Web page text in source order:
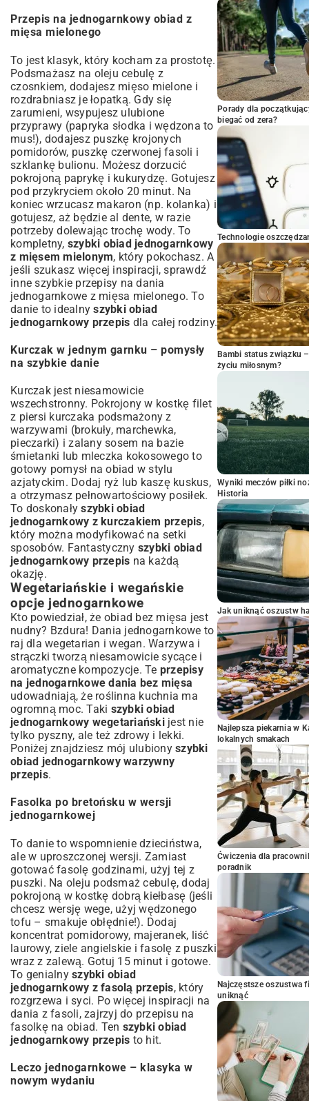
Przepis na jednogarnkowy obiad z
mięsa mielonego
To jest klasyk, który kocham za prostotę.
Podsmażasz na oleju cebulę z
czosnkiem, dodajesz mięso mielone i
rozdrabniasz je łopatką. Gdy się
zarumieni, wsypujesz ulubione
przyprawy (papryka słodka i wędzona to
mus!), dodajesz puszkę krojonych
pomidorów, puszkę czerwonej fasoli i
szklankę bulionu. Możesz dorzucić
pokrojoną paprykę i kukurydzę. Gotujesz
pod przykryciem około 20 minut. Na
koniec wrzucasz makaron (np. kolanka) i
gotujesz, aż będzie al dente, w razie
potrzeby dolewając trochę wody. To
kompletny, szybki obiad jednogarnkowy
z mięsem mielonym, który pokochasz. A
jeśli szukasz więcej inspiracji, sprawdź
inneszybkie przepisy na dania
jednogarnkowe z mięsa mielonego. To
danie to idealnyszybki obiad
jednogarnkowy przepis dla całej rodziny.
Kurczak w jednym garnku – pomysły
na szybkie danie
Kurczak jest niesamowicie
wszechstronny. Pokrojony w kostkę filet
z piersi kurczaka podsmażony z
warzywami (brokuły, marchewka,
pieczarki) i zalany sosem na bazie
śmietanki lub mleczka kokosowego to
gotowy pomysł na obiad w stylu
azjatyckim. Dodaj ryż lub kaszę kuskus,
a otrzymasz pełnowartościowy posiłek.
To doskonałyszybki obiad
jednogarnkowy z kurczakiem przepis,
który można modyfikować na setki
sposobów. Fantastyczny szybki obiad
jednogarnkowy przepis na każdą
okazję.
Wegetariańskie i wegańskie
opcje jednogarnkowe
Kto powiedział, że obiad bez mięsa jest
nudny? Bzdura! Dania jednogarnkowe to
raj dla wegetarian i wegan. Warzywa i
strączki tworzą niesamowicie sycące i
aromatyczne kompozycje. Te przepisy
na jednogarnkowe dania bez mięsa
udowadniają, że roślinna kuchnia ma
ogromną moc. Taki szybki obiad
jednogarnkowy wegetariańskijest nie
tylko pyszny, ale też zdrowy i lekki.
Poniżej znajdziesz mój ulubiony szybki
obiad jednogarnkowy warzywny
przepis.
Fasolka po bretońsku w wersji
jednogarnkowej
To danie to wspomnienie dzieciństwa,
ale w uproszczonej wersji. Zamiast
gotować fasolę godzinami, użyj tej z
puszki. Na oleju podsmaż cebulę, dodaj
pokrojoną w kostkę dobrą kiełbasę (jeśli
chcesz wersję wege, użyj wędzonego
tofu – smakuje obłędnie!). Dodaj
koncentrat pomidorowy, majeranek, liść
laurowy, ziele angielskie i fasolę z puszki
wraz z zalewą. Gotuj 15 minut i gotowe.
To genialny szybki obiad
jednogarnkowy z fasolą przepis, który
rozgrzewa i syci. Po więcej inspiracji na
dania z fasoli, zajrzyj do przepisu na
fasolkę na obiad. Ten szybki obiad
jednogarnkowy przepis to hit.
Leczo jednogarnkowe – klasyka w
nowym wydaniu
Porady dla
biegać od zera?
Technologie
Bambi status związku
życiu miłosnym?
Wyniki meczów piłki
Historia
Jak uniknąć oszustw
Najlepsza piekarnia w
lokalnych smakach
Ćwiczenia dla
poradnik
Najczęstsze oszustwa
uniknąć